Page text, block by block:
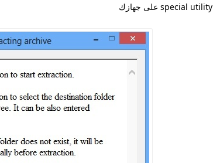
على جهازك special utility